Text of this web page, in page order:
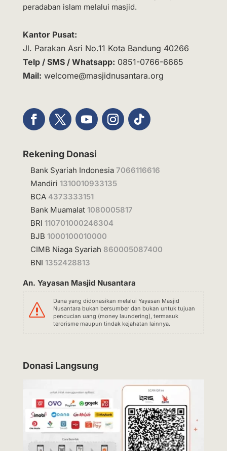
peradaban islam melalui masjid.
Kantor Pusat:
Jl. Parakan Asri No.11 Kota Bandung 40266
Telp / SMS / Whatsapp: 0851-0766-6665
Mail: welcome@masjidnusantara.org
Rekening Donasi
Bank Syariah Indonesia 7066116616
Mandiri 1310010933135
BCA 4373333151
Bank Muamalat 1080005817
BRI 110701000246304
BJB 1000100010000
CIMB Niaga Syariah 860005087400
BNI 1352428813
An. Yayasan Masjid Nusantara
s
Dana yang didonasikan melalui Yayasan Masjid
Nusantara bukan bersumber dan bukan untuk tujuan
pencucian uang (money laundering), termasuk
terorisme maupun tindak kejahatan lainnya.
Donasi Langsung